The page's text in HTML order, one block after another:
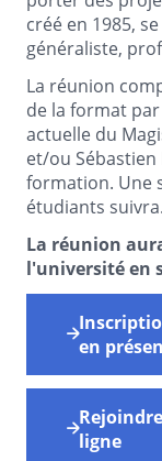
créé en 1985,
généraliste,
La réunion
de la format
actuelle du
et/ou Sébastien
formation. Une
étudiants suivra.
La réunion
l'université en
en
ligne